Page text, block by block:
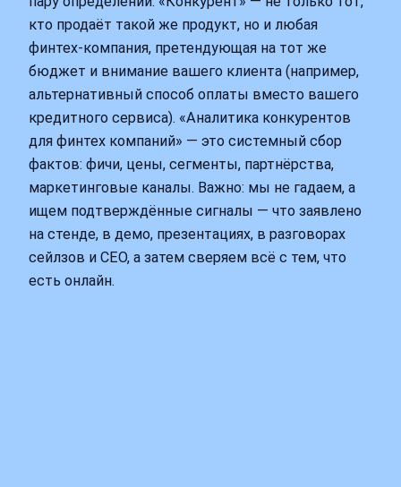
кто продаёт такой же продукт, но и любая
финтех-компания, претендующая на тот же
бюджет и внимание вашего клиента (например,
альтернативный способ оплаты вместо вашего
кредитного сервиса). «Аналитика конкурентов
для финтех компаний» — это системный сбор
фактов: фичи, цены, сегменты, партнёрства,
маркетинговые каналы. Важно: мы не гадаем, а
ищем подтверждённые сигналы — что заявлено
на стенде, в демо, презентациях, в разговорах
сейлзов и СЕО, а затем сверяем всё с тем, что
есть онлайн.